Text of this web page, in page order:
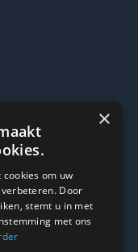
(UEA)
bij de overheid?
×
om uw
Door
stemt u in met
met ons